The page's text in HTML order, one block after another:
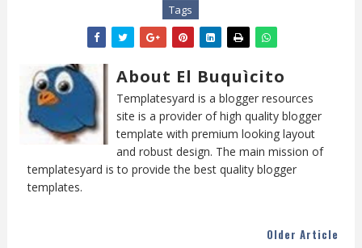
Tags
About El Buquìcito
Templatesyard is a blogger resources
site is a provider of high quality blogger
template with premium looking layout
and robust design. The main mission of
templatesyard is to provide the best quality blogger
templates.
Older Article